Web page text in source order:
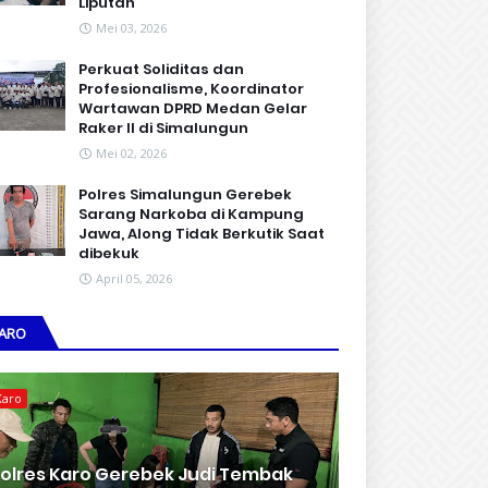
Mei 03, 2026
Perkuat Soliditas dan
Profesionalisme, Koordinator
Wartawan DPRD Medan Gelar
Raker II di Simalungun
Mei 02, 2026
Polres Simalungun Gerebek
Sarang Narkoba di Kampung
Jawa, Along Tidak Berkutik Saat
dibekuk
April 05, 2026
Karo Gerebek Judi Tembak